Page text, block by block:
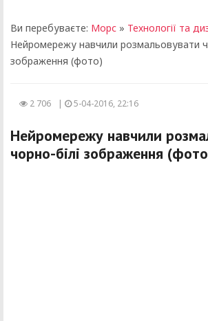
Ви перебуваєте: Морс » Технології та
Нейромережу навчили розмальовувати
зображення (фото)
2 706 | 5-04-2016, 22:16
Нейромережу навчили
чорно-білі зображення